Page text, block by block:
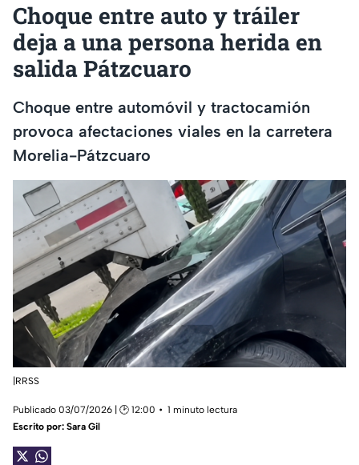
Choque entre auto y tráiler
deja a una persona herida en
salida Pátzcuaro
Choque entre automóvil y tractocamión
provoca afectaciones viales en la carretera
Morelia-Pátzcuaro
|RRSS
Publicado 03/07/2026 | 🕑 12:00
1 minuto lectura
Escrito por: Sara Gil